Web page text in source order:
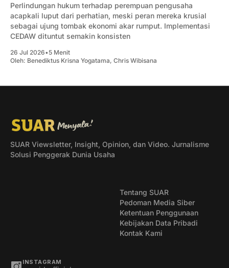
Perlindungan hukum terhadap perempuan pengusaha
acapkali luput dari perhatian, meski peran mereka krusial
sebagai ujung tombak ekonomi akar rumput. Implementasi
CEDAW dituntut semakin konsisten
26 Jul 2026•5 Menit
Oleh: Benediktus Krisna Yogatama, Chris Wibisana
SUAR Viewsletter, Insight, Opinion, dan Video. Jurnalisme
Solusi Penggerak Dunia Usaha
Tentang SUAR
Pedoman Media Siber
Ketentuan Penggunaan
Kebijakan Data Pribadi
Kontak Kami
INSTAGRAM